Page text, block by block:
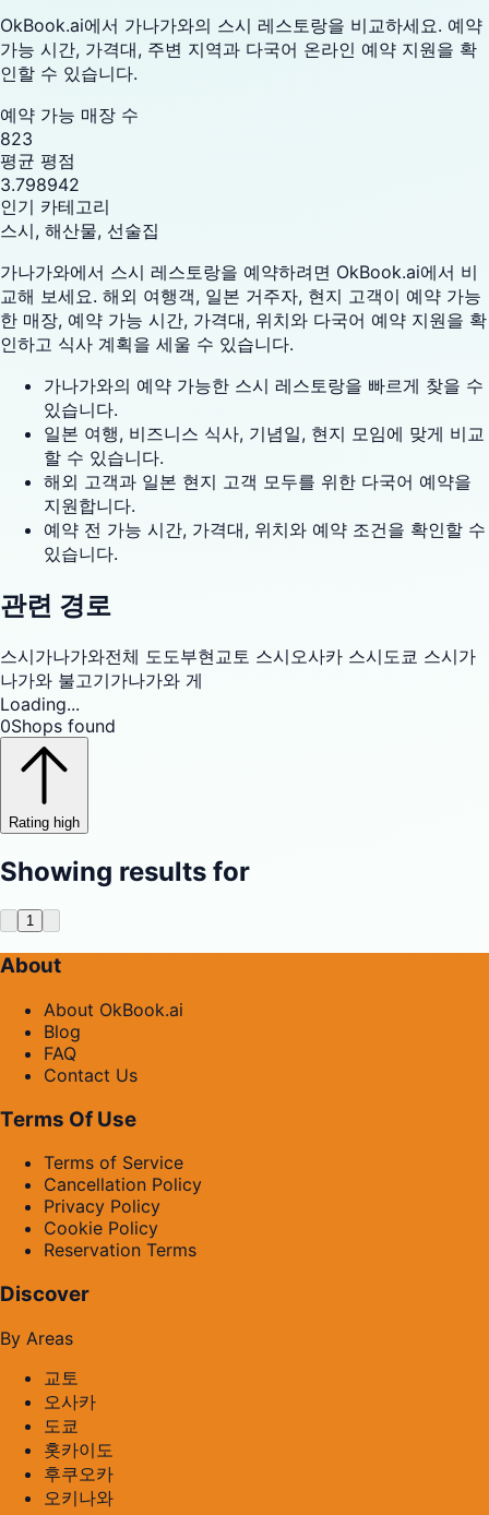
OkBook.ai에서 가나가와의 스시 레스토랑을 비교하세요. 예약
가능 시간, 가격대, 주변 지역과 다국어 온라인 예약 지원을 확
인할 수 있습니다.
예약 가능 매장 수
823
평균 평점
3.798942
인기 카테고리
스시, 해산물, 선술집
가나가와에서 스시 레스토랑을 예약하려면 OkBook.ai에서 비
교해 보세요. 해외 여행객, 일본 거주자, 현지 고객이 예약 가능
한 매장, 예약 가능 시간, 가격대, 위치와 다국어 예약 지원을 확
인하고 식사 계획을 세울 수 있습니다.
가나가와의 예약 가능한 스시 레스토랑을 빠르게 찾을 수
있습니다.
일본 여행, 비즈니스 식사, 기념일, 현지 모임에 맞게 비교
할 수 있습니다.
해외 고객과 일본 현지 고객 모두를 위한 다국어 예약을
지원합니다.
예약 전 가능 시간, 가격대, 위치와 예약 조건을 확인할 수
있습니다.
관련 경로
스시가나가와전체 도도부현 교토 스시 오사카 스시 도쿄 스시가
나가와 불고기가나가와 게
Loading...
0Shops found
Rating high
Showing results for
1
About
About OkBook.ai
Blog
FAQ
Contact Us
Terms Of Use
Terms of Service
Cancellation Policy
Privacy Policy
Cookie Policy
Reservation Terms
Discover
By Areas
교토
오사카
도쿄
홋카이도
후쿠오카
오키나와